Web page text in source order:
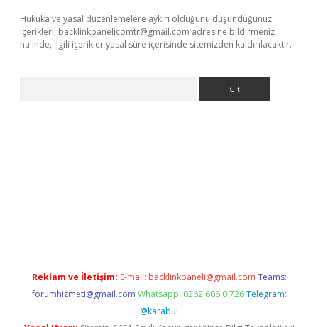
Hukuka ve yasal düzenlemelere aykırı olduğunu düşündüğünüz
içerikleri, backlinkpanelicomtr@gmail.com adresine bildirmeniz
halinde, ilgili içerikler yasal süre içerisinde sitemizden kaldırılacaktır.
Reklam ve İletişim: E-mail: backlinkpaneli@gmail.com Teams:
forumhizmeti@gmail.com Whatsapp: 0262 606 0 726 Telegram:
@karabul